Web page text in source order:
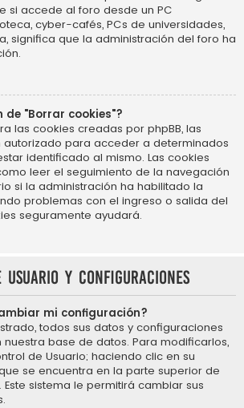
si accede al foro desde un PC
cyber-cafés, PCs de universidades,
significa que la administración del foro ha
de "Borrar cookies"?
las cookies creadas por phpBB, las
autorizado para acceder a determinados
identificado al mismo. Las cookies
leer el seguimiento de la navegación
si la administración ha habilitado la
problemas con el ingreso o salida del
seguramente ayudará.
usuario y configuraciones
mi configuración?
todos sus datos y configuraciones
base de datos. Para modificarlos,
de Usuario; haciendo clic en su
se encuentra en la parte superior de
sistema le permitirá cambiar sus